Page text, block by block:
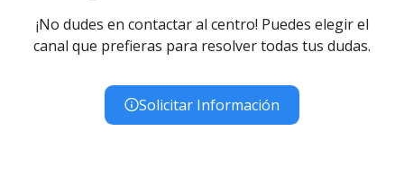
¡No dudes en contactar al centro! Puedes elegir el
canal que prefieras para resolver todas tus dudas.
Solicitar Información